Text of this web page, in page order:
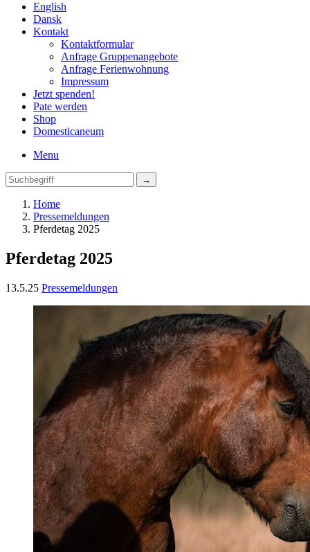
English
Dansk
Kontakt
Kontaktformular
Anfrage Gruppenangebote
Anfrage Ferienwohnung
Impressum
Jetzt spenden!
Pate werden
Shop
Domesticaneum
Menu
Home
Pressemeldungen
Pferdetag 2025
Pferdetag 2025
13.5.25 Pressemeldungen